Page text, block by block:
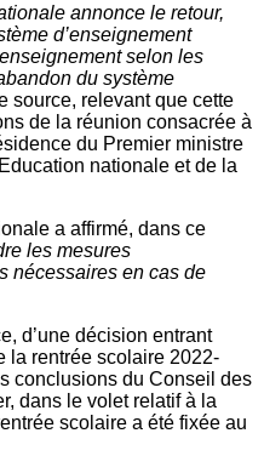
annonce le retour,
d’enseignement
selon les
du système
source, relevant que cette
de la réunion consacrée à
du Premier ministre
nationale et de la
a affirmé, dans ce
les mesures
nécessaires en cas de
d’une décision entrant
la rentrée scolaire 2022-
conclusions du Conseil des
dans le volet relatif à la
scolaire a été fixée au